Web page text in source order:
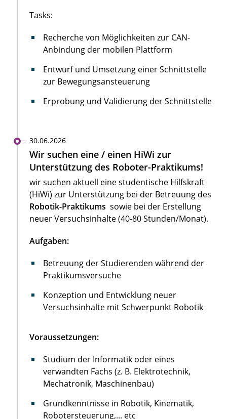
Tasks:
Recherche von Möglichkeiten zur CAN-
Anbindung der mobilen Plattform
Entwurf und Umsetzung einer Schnittstelle
zur Bewegungsansteuerung
Erprobung und Validierung der Schnittstelle
30.06.2026
Wir suchen eine / einen HiWi zur
Unterstützung des Roboter-Praktikums!
wir suchen aktuell eine studentische Hilfskraft
(HiWi) zur Unterstützung bei der Betreuung des
Robotik-Praktikums sowie bei der Erstellung
neuer Versuchsinhalte (40-80 Stunden/Monat).
Aufgaben:
Betreuung der Studierenden während der
Praktikumsversuche
Konzeption und Entwicklung neuer
Versuchsinhalte mit Schwerpunkt Robotik
Voraussetzungen:
Studium der Informatik oder eines
verwandten Fachs (z. B. Elektrotechnik,
Mechatronik, Maschinenbau)
Grundkenntnisse in Robotik, Kinematik,
Robotersteuerung,... etc